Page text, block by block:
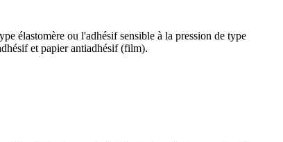
élastomère ou l'adhésif sensible à la pression de type
et papier antiadhésif (film).